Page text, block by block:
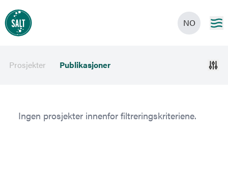
NO
Prosjekter Publikasjoner
Ingen prosjekter innenfor filtreringskriteriene.